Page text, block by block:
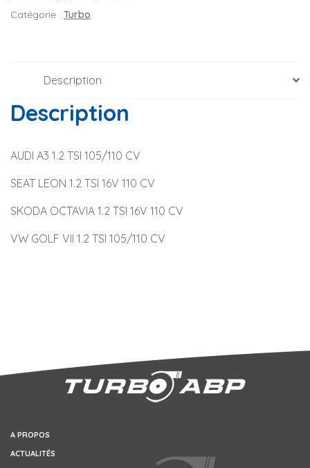
Catégorie : Turbo
Description
Description
AUDI A3 1.2 TSI 105/110 CV
SEAT LEON 1.2 TSI 16V 110 CV
SKODA OCTAVIA 1.2 TSI 16V 110 CV
VW GOLF VII 1.2 TSI 105/110 CV
A PROPOS
ACTUALITÉS